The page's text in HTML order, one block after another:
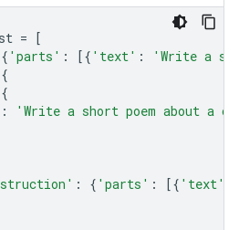
= [
'parts' : [{ 'text' :
'Write a
:
'Write a short poem about a
: { 'parts' : [{ 'text'